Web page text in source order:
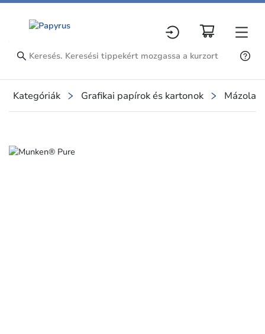
Kategóriák Grafikai papírok és kartonok
Slide 1 of 1